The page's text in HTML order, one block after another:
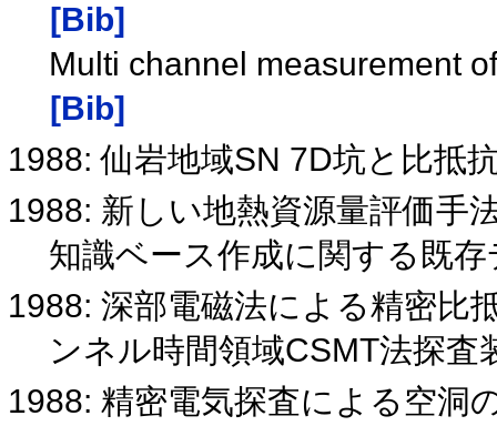
[Bib]
Multi channel measurement
[Bib]
1988: 仙岩地域SN 7D坑と比抵
1988: 新しい地熱資源量評価手
知識ベース作成に関する既
1988: 深部電磁法による精密比
ンネル時間領域CSMT法探
1988: 精密電気探査による空洞